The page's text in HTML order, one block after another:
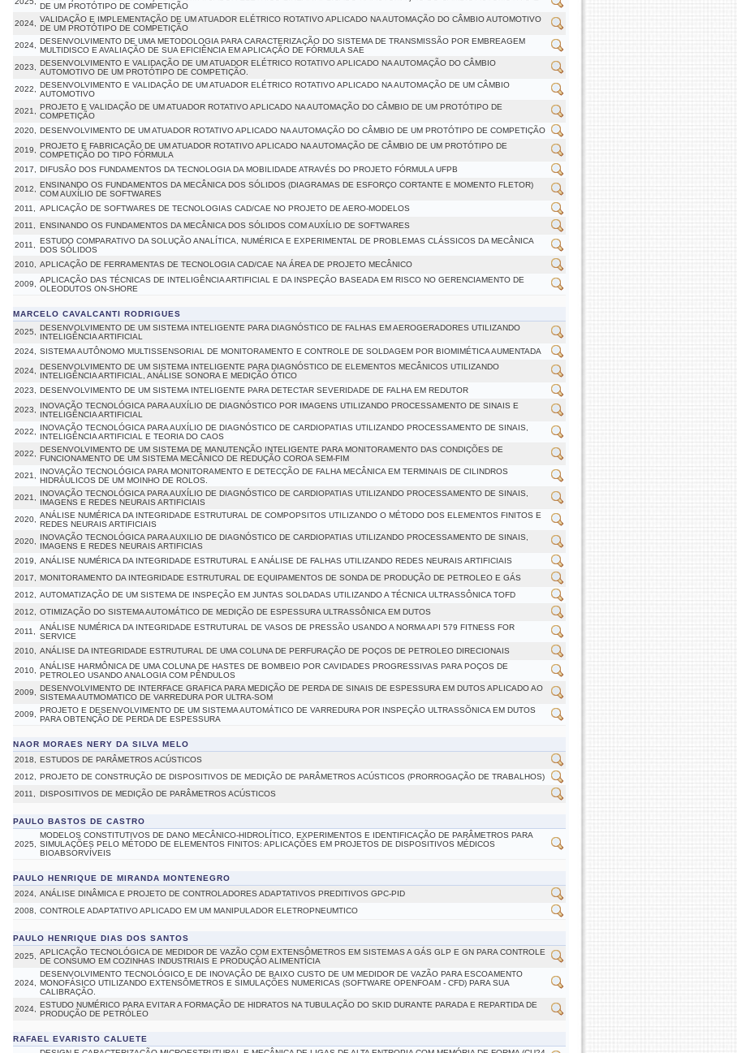
DE UM PROTÓTIPO DE COMPETIÇÃO
2024,
VALIDAÇÃO E IMPLEMENTAÇÃO DE UM ATUADOR ELÉTRICO ROTATIVO APLICADO NA AUTOMAÇÃO DO CÂMBIO AUTOMOTIVO
DE UM PROTÓTIPO DE COMPETIÇÃO
2024,
DESENVOLVIMENTO DE UMA METODOLOGIA PARA CARACTERIZAÇÃO DO SISTEMA DE TRANSMISSÃO POR EMBREAGEM
MULTIDISCO E AVALIAÇÃO DE SUA EFICIÊNCIA EM APLICAÇÃO DE FÓRMULA SAE
2023,
DESENVOLVIMENTO E VALIDAÇÃO DE UM ATUADOR ELÉTRICO ROTATIVO APLICADO NA AUTOMAÇÃO DO CÂMBIO
AUTOMOTIVO DE UM PROTÓTIPO DE COMPETIÇÃO.
2022,
DESENVOLVIMENTO E VALIDAÇÃO DE UM ATUADOR ELÉTRICO ROTATIVO APLICADO NA AUTOMAÇÃO DE UM CÂMBIO
AUTOMOTIVO
2021,
PROJETO E VALIDAÇÃO DE UM ATUADOR ROTATIVO APLICADO NA AUTOMAÇÃO DO CÂMBIO DE UM PROTÓTIPO DE
COMPETIÇÃO
2020,
DESENVOLVIMENTO DE UM ATUADOR ROTATIVO APLICADO NA AUTOMAÇÃO DO CÂMBIO DE UM PROTÓTIPO DE COMPETIÇÃO
2019,
PROJETO E FABRICAÇÃO DE UM ATUADOR ROTATIVO APLICADO NA AUTOMAÇÃO DE CÂMBIO DE UM PROTÓTIPO DE
COMPETIÇÃO DO TIPO FÓRMULA
2017,
DIFUSÃO DOS FUNDAMENTOS DA TECNOLOGIA DA MOBILIDADE ATRAVÉS DO PROJETO FÓRMULA UFPB
2012,
ENSINANDO OS FUNDAMENTOS DA MECÂNICA DOS SÓLIDOS (DIAGRAMAS DE ESFORÇO CORTANTE E MOMENTO FLETOR)
COM AUXÍLIO DE SOFTWARES
2011,
APLICAÇÃO DE SOFTWARES DE TECNOLOGIAS CAD/CAE NO PROJETO DE AERO-MODELOS
2011,
ENSINANDO OS FUNDAMENTOS DA MECÂNICA DOS SÓLIDOS COM AUXÍLIO DE SOFTWARES
2011,
ESTUDO COMPARATIVO DA SOLUÇÃO ANALÍTICA, NUMÉRICA E EXPERIMENTAL DE PROBLEMAS CLÁSSICOS DA MECÂNICA
DOS SÓLIDOS
2010,
APLICAÇÃO DE FERRAMENTAS DE TECNOLOGIA CAD/CAE NA ÁREA DE PROJETO MECÂNICO
2009,
APLICAÇÃO DAS TÉCNICAS DE INTELIGÊNCIA ARTIFICIAL E DA INSPEÇÃO BASEADA EM RISCO NO GERENCIAMENTO DE
OLEODUTOS ON-SHORE
MARCELO CAVALCANTI RODRIGUES
2025,
DESENVOLVIMENTO DE UM SISTEMA INTELIGENTE PARA DIAGNÓSTICO DE FALHAS EM AEROGERADORES UTILIZANDO
INTELIGÊNCIA ARTIFICIAL
2024,
SISTEMA AUTÔNOMO MULTISSENSORIAL DE MONITORAMENTO E CONTROLE DE SOLDAGEM POR BIOMIMÉTICA AUMENTADA
2024,
DESENVOLVIMENTO DE UM SISTEMA INTELIGENTE PARA DIAGNÓSTICO DE ELEMENTOS MECÂNICOS UTILIZANDO
INTELIGÊNCIA ARTIFICIAL, ANÁLISE SONORA E MEDIÇÃO ÓTICO
2023,
DESENVOLVIMENTO DE UM SISTEMA INTELIGENTE PARA DETECTAR SEVERIDADE DE FALHA EM REDUTOR
2023,
INOVAÇÃO TECNOLÓGICA PARA AUXÍLIO DE DIAGNÓSTICO POR IMAGENS UTILIZANDO PROCESSAMENTO DE SINAIS E
INTELIGÊNCIA ARTIFICIAL
2022,
INOVAÇÃO TECNOLÓGICA PARA AUXÍLIO DE DIAGNÓSTICO DE CARDIOPATIAS UTILIZANDO PROCESSAMENTO DE SINAIS,
INTELIGÊNCIA ARTIFICIAL E TEORIA DO CAOS
2022,
DESENVOLVIMENTO DE UM SISTEMA DE MANUTENÇÃO INTELIGENTE PARA MONITORAMENTO DAS CONDIÇÕES DE
FUNCIONAMENTO DE UM SISTEMA MECÂNICO DE REDUÇÃO COROA SEM-FIM
2021,
INOVAÇÃO TECNOLÓGICA PARA MONITORAMENTO E DETECÇÃO DE FALHA MECÂNICA EM TERMINAIS DE CILINDROS
HIDRÁULICOS DE UM MOINHO DE ROLOS.
2021,
INOVAÇÃO TECNOLÓGICA PARA AUXÍLIO DE DIAGNÓSTICO DE CARDIOPATIAS UTILIZANDO PROCESSAMENTO DE SINAIS,
IMAGENS E REDES NEURAIS ARTIFICIAIS
2020,
ANÁLISE NUMÉRICA DA INTEGRIDADE ESTRUTURAL DE COMPOPSITOS UTILIZANDO O MÉTODO DOS ELEMENTOS FINITOS E
REDES NEURAIS ARTIFICIAIS
2020,
INOVAÇÃO TECNOLÓGICA PARA AUXILIO DE DIAGNÓSTICO DE CARDIOPATIAS UTILIZANDO PROCESSAMENTO DE SINAIS,
IMAGENS E REDES NEURAIS ARTIFICIAS
2019,
ANÁLISE NUMÉRICA DA INTEGRIDADE ESTRUTURAL E ANÁLISE DE FALHAS UTILIZANDO REDES NEURAIS ARTIFICIAIS
2017,
MONITORAMENTO DA INTEGRIDADE ESTRUTURAL DE EQUIPAMENTOS DE SONDA DE PRODUÇÃO DE PETROLEO E GÁS
2012,
AUTOMATIZAÇÃO DE UM SISTEMA DE INSPEÇÃO EM JUNTAS SOLDADAS UTILIZANDO A TÉCNICA ULTRASSÔNICA TOFD
2012,
OTIMIZAÇÃO DO SISTEMA AUTOMÁTICO DE MEDIÇÃO DE ESPESSURA ULTRASSÔNICA EM DUTOS
2011,
ANÁLISE NUMÉRICA DA INTEGRIDADE ESTRUTURAL DE VASOS DE PRESSÃO USANDO A NORMA API 579 FITNESS FOR
SERVICE
2010,
ANÁLISE DA INTEGRIDADE ESTRUTURAL DE UMA COLUNA DE PERFURAÇÃO DE POÇOS DE PETROLEO DIRECIONAIS
2010,
ANÁLISE HARMÔNICA DE UMA COLUNA DE HASTES DE BOMBEIO POR CAVIDADES PROGRESSIVAS PARA POÇOS DE
PETROLEO USANDO ANALOGIA COM PÊNDULOS
2009,
DESENVOLVIMENTO DE INTERFACE GRAFICA PARA MEDIÇÃO DE PERDA DE SINAIS DE ESPESSURA EM DUTOS APLICADO AO
SISTEMA AUTMOMATICO DE VARREDURA POR ULTRA-SOM
2009,
PROJETO E DESENVOLVIMENTO DE UM SISTEMA AUTOMÁTICO DE VARREDURA POR INSPEÇÃO ULTRASSÕNICA EM DUTOS
PARA OBTENÇÃO DE PERDA DE ESPESSURA
NAOR MORAES NERY DA SILVA MELO
2018,
ESTUDOS DE PARÂMETROS ACÚSTICOS
2012,
PROJETO DE CONSTRUÇÃO DE DISPOSITIVOS DE MEDIÇÃO DE PARÂMETROS ACÚSTICOS (PRORROGAÇÃO DE TRABALHOS)
2011,
DISPOSITIVOS DE MEDIÇÃO DE PARÂMETROS ACÚSTICOS
PAULO BASTOS DE CASTRO
2025,
MODELOS CONSTITUTIVOS DE DANO MECÂNICO-HIDROLÍTICO, EXPERIMENTOS E IDENTIFICAÇÃO DE PARÂMETROS PARA
SIMULAÇÕES PELO MÉTODO DE ELEMENTOS FINITOS: APLICAÇÕES EM PROJETOS DE DISPOSITIVOS MÉDICOS
BIOABSORVÍVEIS
PAULO HENRIQUE DE MIRANDA MONTENEGRO
2024,
ANÁLISE DINÂMICA E PROJETO DE CONTROLADORES ADAPTATIVOS PREDITIVOS GPC-PID
2008,
CONTROLE ADAPTATIVO APLICADO EM UM MANIPULADOR ELETROPNEUMTICO
PAULO HENRIQUE DIAS DOS SANTOS
2025,
APLICAÇÃO TECNOLÓGICA DE MEDIDOR DE VAZÃO COM EXTENSÔMETROS EM SISTEMAS A GÁS GLP E GN PARA CONTROLE
DE CONSUMO EM COZINHAS INDUSTRIAIS E PRODUÇÃO ALIMENTÍCIA
2024,
DESENVOLVIMENTO TECNOLÓGICO E DE INOVAÇÃO DE BAIXO CUSTO DE UM MEDIDOR DE VAZÃO PARA ESCOAMENTO
MONOFÁSICO UTILIZANDO EXTENSÔMETROS E SIMULAÇÕES NUMERICAS (SOFTWARE OPENFOAM - CFD) PARA SUA
CALIBRAÇÃO.
2024,
ESTUDO NUMÉRICO PARA EVITAR A FORMAÇÃO DE HIDRATOS NA TUBULAÇÃO DO SKID DURANTE PARADA E REPARTIDA DE
PRODUÇÃO DE PETRÓLEO
RAFAEL EVARISTO CALUETE